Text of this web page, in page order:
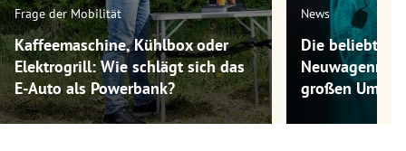
Frage der Mobilität
Kaffeemaschine, Kühlbox oder
Elektrogrill: Wie schlägt sich das
E-Auto als Powerbank?
News
Die
großen